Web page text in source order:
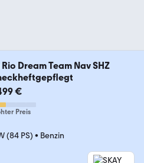
Rio Dream Team Nav SHZ
€
Preis
(84 PS) • Benzin